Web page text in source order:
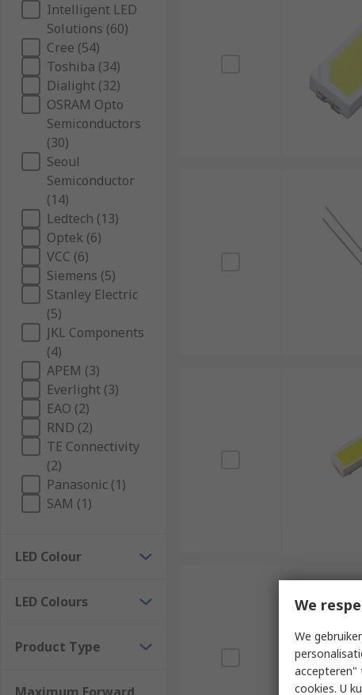
Intelligent LED
Solutions (60)
Cree (54)
Toshiba (34)
Dialight (32)
OSRAM Opto
Semiconductors
(30)
Seoul
Semiconductor
(14)
Ledtech (13)
Optek (6)
VCC (6)
Siemens (5)
Stanley Electric
(5)
JKL Components
(4)
APEM (3)
Everlight (3)
EAO (2)
RND (2)
TE Connectivity
(2)
Panasonic (1)
SAM (1)
LED Colour
LED Colours
Product Type
We
We
accepteren"
cookies. U